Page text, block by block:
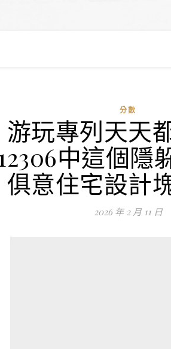
分數
游玩專列天天
中這個隱
俱意住宅設計
2026 年 2 月 11 日